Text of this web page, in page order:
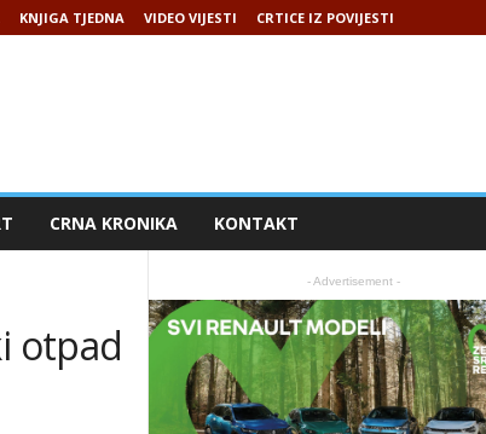
KNJIGA TJEDNA VIDEO VIJESTI CRTICE IZ POVIJESTI
CRNA KRONIKA KONTAKT
otpad
- Advertisement -